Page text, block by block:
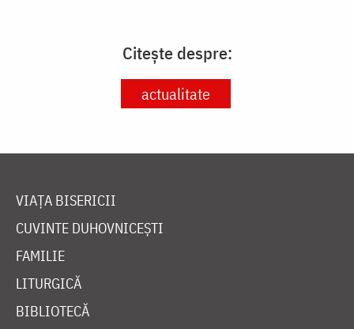
Citește despre:
actualitate
VIAȚA BISERICII
CUVINTE DUHOVNICEȘTI
FAMILIE
LITURGICĂ
BIBLIOTECĂ